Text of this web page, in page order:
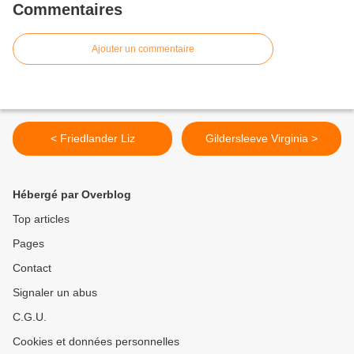
Commentaires
Ajouter un commentaire
< Friedlander Liz Gildersleeve Virginia >
Hébergé par Overblog
Top articles
Pages
Contact
Signaler un abus
C.G.U.
Cookies et données personnelles